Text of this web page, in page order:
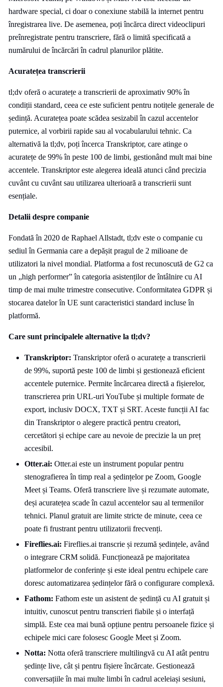
hardware special, ci doar o conexiune stabilă la internet pentru
înregistrarea live. De asemenea, poți încărca direct videoclipuri
preînregistrate pentru transcriere, fără o limită specificată a
numărului de încărcări în cadrul planurilor plătite.
Acuratețea transcrierii
tl;dv oferă o acuratețe a transcrierii de aproximativ 90% în
condiții standard, ceea ce este suficient pentru notițele generale de
ședință. Acuratețea poate scădea sesizabil în cazul accentelor
puternice, al vorbirii rapide sau al vocabularului tehnic. Ca
alternativă la tl;dv, poți încerca Transkriptor, care atinge o
acuratețe de 99% în peste 100 de limbi, gestionând mult mai bine
accentele. Transkriptor este alegerea ideală atunci când precizia
cuvânt cu cuvânt sau utilizarea ulterioară a transcrierii sunt
esențiale.
Detalii despre companie
Fondată în 2020 de Raphael Allstadt, tl;dv este o companie cu
sediul în Germania care a depășit pragul de 2 milioane de
utilizatori la nivel mondial. Platforma a fost recunoscută de G2 ca
un „high performer” în categoria asistenților de întâlnire cu AI
timp de mai multe trimestre consecutive. Conformitatea GDPR și
stocarea datelor în UE sunt caracteristici standard incluse în
platformă.
Care sunt principalele alternative la tl;dv?
Transkriptor: Transkriptor oferă o acuratețe a transcrierii
de 99%, suportă peste 100 de limbi și gestionează eficient
accentele puternice. Permite încărcarea directă a fișierelor,
transcrierea prin URL-uri YouTube și multiple formate de
export, inclusiv DOCX, TXT și SRT. Aceste funcții AI fac
din Transkriptor o alegere practică pentru creatori,
cercetători și echipe care au nevoie de precizie la un preț
accesibil.
Otter.ai: Otter.ai este un instrument popular pentru
stenografierea în timp real a ședințelor pe Zoom, Google
Meet și Teams. Oferă transcriere live și rezumate automate,
deși acuratețea scade în cazul accentelor sau al termenilor
tehnici. Planul gratuit are limite stricte de minute, ceea ce
poate fi frustrant pentru utilizatorii frecvenți.
Fireflies.ai: Fireflies.ai transcrie și rezumă ședințele, având
o integrare CRM solidă. Funcționează pe majoritatea
platformelor de conferințe și este ideal pentru echipele care
doresc automatizarea ședințelor fără o configurare complexă.
Fathom: Fathom este un asistent de ședință cu AI gratuit și
intuitiv, cunoscut pentru transcrieri fiabile și o interfață
simplă. Este cea mai bună opțiune pentru persoanele fizice și
echipele mici care folosesc Google Meet și Zoom.
Notta: Notta oferă transcriere multilingvă cu AI atât pentru
ședințe live, cât și pentru fișiere încărcate. Gestionează
conversațiile în mai multe limbi în cadrul aceleiași sesiuni,